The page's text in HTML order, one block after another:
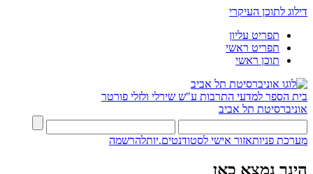
דילוג לתוכן העיקרי
תפריט עליון
תפריט ראשי
תוכן ראשי
בית הספר למדעי התרבות ע"ש שירלי ולזלי פורטר
אוניברסיטת תל אביב
מערכת פניותאזור אישי לסטודנטים.יותלהרשמה
הינך נמצא כאן